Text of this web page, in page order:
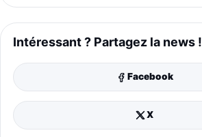
Intéressant ? Partagez la news !
Facebook
X